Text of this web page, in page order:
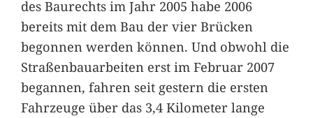
des Baurechts im Jahr 2005 habe 2006
bereits mit dem Bau der vier Brücken
begonnen werden können. Und obwohl die
Straßenbauarbeiten erst im Februar 2007
begannen, fahren seit gestern die ersten
Fahrzeuge über das 3,4 Kilometer lange